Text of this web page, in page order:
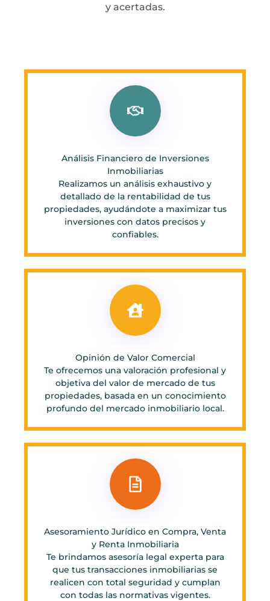
y acertadas.
Análisis Financiero de Inversiones
Inmobiliarias
Realizamos un análisis exhaustivo y
detallado de la rentabilidad de tus
propiedades, ayudándote a maximizar tus
inversiones con datos precisos y
confiables.
Opinión de Valor Comercial
Te ofrecemos una valoración profesional y
objetiva del valor de mercado de tus
propiedades, basada en un conocimiento
profundo del mercado inmobiliario local.
Asesoramiento Jurídico en Compra, Venta
y Renta Inmobiliaria
Te brindamos asesoría legal experta para
que tus transacciones inmobiliarias se
realicen con total seguridad y cumplan
con todas las normativas vigentes.